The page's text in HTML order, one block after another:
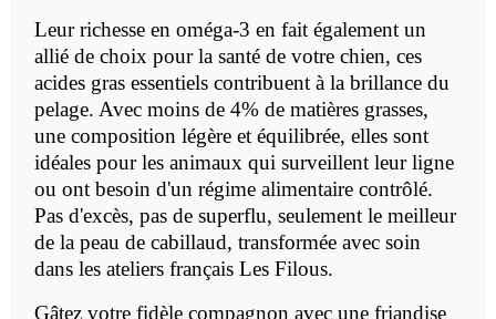
Leur richesse en oméga-3 en fait également un
allié de choix pour la santé de votre chien, ces
acides gras essentiels contribuent à la brillance du
pelage. Avec moins de 4% de matières grasses,
une composition légère et équilibrée, elles sont
idéales pour les animaux qui surveillent leur ligne
ou ont besoin d'un régime alimentaire contrôlé.
Pas d'excès, pas de superflu, seulement le meilleur
de la peau de cabillaud, transformée avec soin
dans les ateliers français Les Filous.
Gâtez votre fidèle compagnon avec une friandise